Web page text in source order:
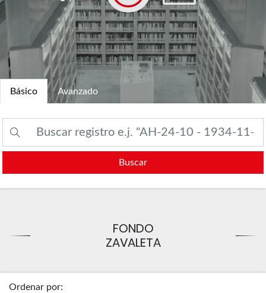
Básico Avanzado
Buscar
FONDO
ZAVALETA
Ordenar por: